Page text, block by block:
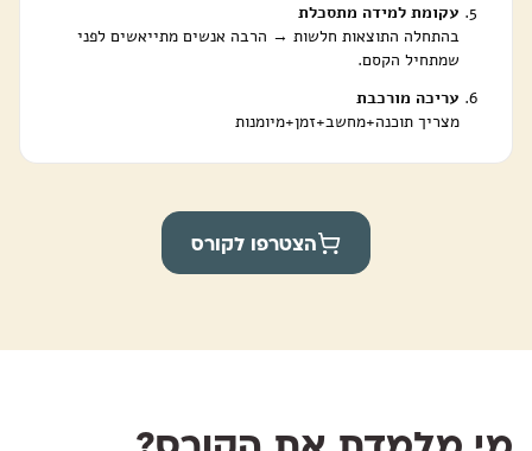
עקומת למידה מתסכלת
בהתחלה התוצאות חלשות → הרבה אנשים מתייאשים לפני
שמתחיל הקסם.
עריכה מורכבת
מצריך תוכנה+מחשב+זמן+מיומנות
הצטרפו לקורס